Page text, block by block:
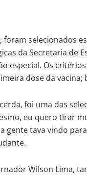
selecionados
da Secretaria de
especial. Os
dose da
foi uma das
eu quero tirar
gente tava vindo
Wilson Lima,